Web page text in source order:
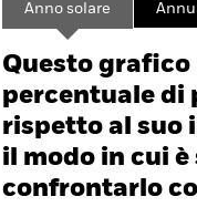
2021-03-31 00:00:00 to
-32 to 16.
Anno solare
Questo
percentuale di
rispetto al suo
il modo in cui
confrontarlo